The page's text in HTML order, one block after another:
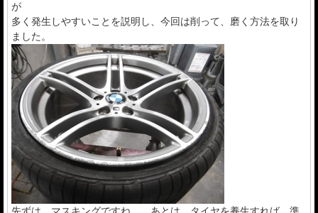
が
多く発生しやすいことを説明し、今回は削って、磨く方法を取り
ました。